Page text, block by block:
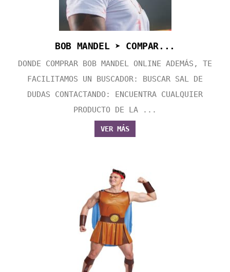
BOB MANDEL ➤ COMPAR...
DONDE COMPRAR BOB MANDEL ONLINE ADEMÁS, TE
FACILITAMOS UN BUSCADOR: BUSCAR SAL DE
DUDAS CONTACTANDO: ENCUENTRA CUALQUIER
PRODUCTO DE LA ...
VER MÁS